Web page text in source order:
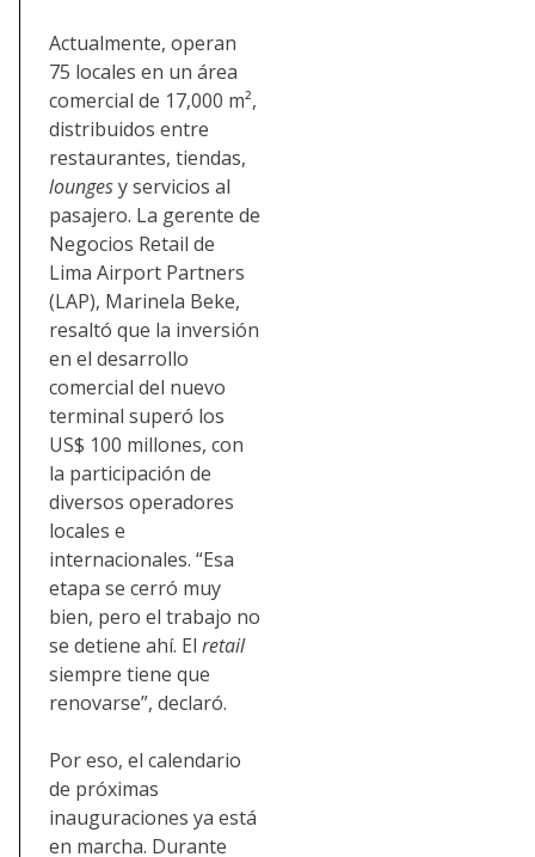
Actualmente, operan
75 locales en un área
comercial de 17,000 m²,
distribuidos entre
restaurantes, tiendas,
loungesy servicios al
pasajero. La gerente de
Negocios Retail de
Lima Airport Partners
(LAP), Marinela Beke,
resaltó que la inversión
en el desarrollo
comercial del nuevo
terminal superó los
US$ 100 millones, con
la participación de
diversos operadores
locales e
internacionales. “Esa
etapa se cerró muy
bien, pero el trabajo no
se detiene ahí. El retail
siempre tiene que
renovarse”, declaró.
Por eso, el calendario
de próximas
inauguraciones ya está
en marcha. Durante